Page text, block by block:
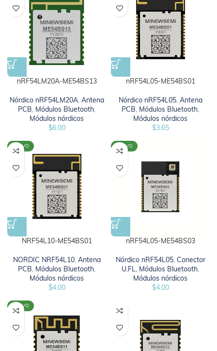
nRF54LM20A-ME54BS13
Nórdico nRF54LM20A, Antena
PCB, Módulos Bluetooth,
Módulos nórdicos
$6.00
nRF54L05-ME54BS01
Nórdico nRF54L05, Antena
PCB, Módulos Bluetooth,
Módulos nórdicos
$3.65
NUEVO
NRF54L10-ME54BS01
NORDIC NRF54L10, Antena
PCB, Módulos Bluetooth,
Módulos nórdicos
$4.00
NUEVO
nRF54L05-ME54BS03
Nórdico nRF54L05, Conector
U.FL, Módulos Bluetooth,
Módulos nórdicos
$4.00
NUEVO